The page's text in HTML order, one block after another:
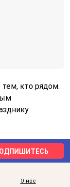
кто рядом.
О нас